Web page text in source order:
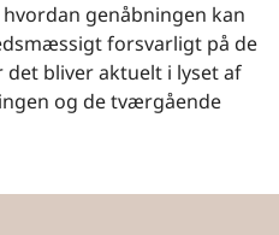
genåbningen kan
forsvarligt på de
bliver aktuelt i lyset af
og de tværgående